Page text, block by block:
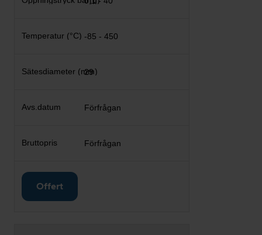
-85 - 450
29
Förfrågan
Förfrågan
Offert